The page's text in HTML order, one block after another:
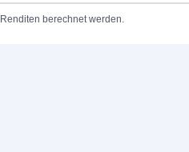
berechnet werden.